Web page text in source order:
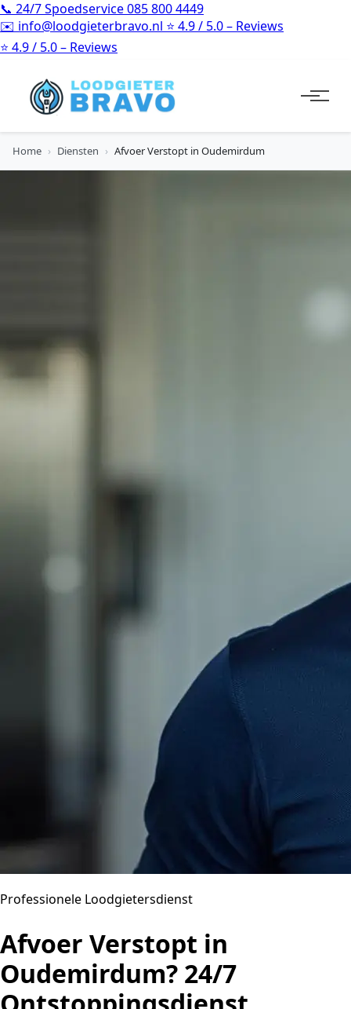
📞 24/7 Spoedservice085 800 4449
✉️ info@loodgieterbravo.nl ⭐ 4.9 / 5.0 – Reviews
⭐ 4.9 / 5.0 – Reviews
Home › Diensten › Afvoer Verstopt in Oudemirdum
Professionele Loodgietersdienst
Afvoer Verstopt in
Oudemirdum? 24/7